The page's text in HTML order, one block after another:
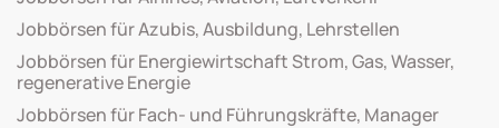
Jobbörsen für Azubis, Ausbildung, Lehrstellen
Jobbörsen für Energiewirtschaft Strom, Gas, Wasser,
regenerative Energie
Jobbörsen für Fach- und Führungskräfte, Manager